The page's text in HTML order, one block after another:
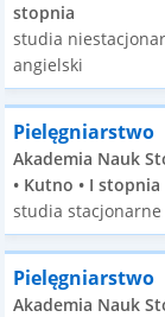
stopnia
studia
angielski
Pielęgniarstwo
Akademia Nauk
• Kutno • I stopnia
studia stacjonarne
Pielęgniarstwo
Akademia Nauk